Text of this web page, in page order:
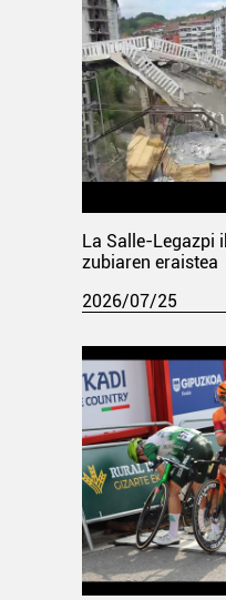
La Salle-Legazpi
zubiaren eraistea
2026/07/25